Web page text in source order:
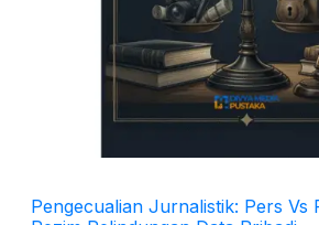
Pengecualian Jurnalistik: Pers Vs